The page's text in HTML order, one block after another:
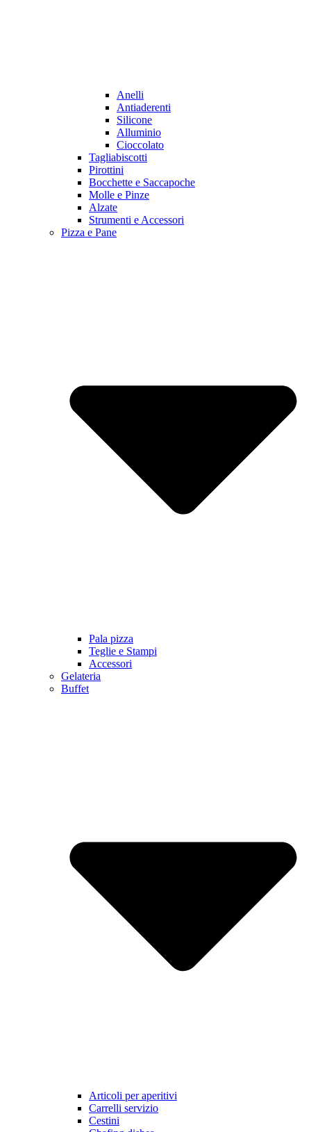
Anelli
Antiaderenti
Silicone
Alluminio
Cioccolato
Tagliabiscotti
Pirottini
Bocchette e Saccapoche
Molle e Pinze
Alzate
Strumenti e Accessori
Pizza e Pane
Pala pizza
Teglie e Stampi
Accessori
Gelateria
Buffet
Articoli per aperitivi
Carrelli servizio
Cestini